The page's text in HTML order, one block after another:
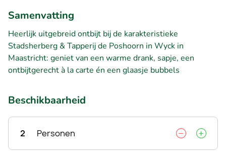
Samenvatting
Heerlijk uitgebreid ontbijt bij de karakteristieke
Stadsherberg & Tapperij de Poshoorn in Wyck in
Maastricht: geniet van een warme drank, sapje, een
ontbijtgerecht à la carte én een glaasje bubbels
Beschikbaarheid
2 Personen